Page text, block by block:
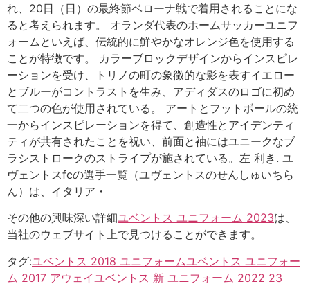
れ、20日（日）の最終節ベローナ戦で着用されることにな
ると考えられます。 オランダ代表のホームサッカーユニフ
ォームといえば、伝統的に鮮やかなオレンジ色を使用する
ことが特徴です。 カラーブロックデザインからインスピレ
ーションを受け、トリノの町の象徴的な影を表すイエロー
とブルーがコントラストを生み、アディダスのロゴに初め
て二つの色が使用されている。 アートとフットボールの統
一からインスピレーションを得て、創造性とアイデンティ
ティが共有されたことを祝い、前面と袖にはユニークなブ
ラシストロークのストライプが施されている。左 利き. ユ
ヴェントスfcの選手一覧（ユヴェントスのせんしゅいちら
ん）は、イタリア・
その他の興味深い詳細ユベントス ユニフォーム 2023は、
当社のウェブサイト上で見つけることができます。
タグ:ユベントス 2018 ユニフォームユベントス ユニフォー
ム 2017 アウェイユベントス 新 ユニフォーム 2022 23